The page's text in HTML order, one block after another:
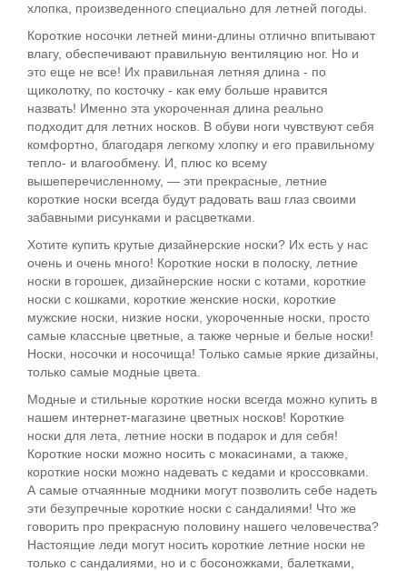
хлопка, произведенного специально для летней погоды.
Короткие носочки летней мини-длины отлично впитывают
влагу, обеспечивают правильную вентиляцию ног. Но и
это еще не все! Их правильная летняя длина - по
щиколотку, по косточку - как ему больше нравится
назвать! Именно эта укороченная длина реально
подходит для летних носков. В обуви ноги чувствуют себя
комфортно, благодаря легкому хлопку и его правильному
тепло- и влагообмену. И, плюс ко всему
вышеперечисленному, — эти прекрасные, летние
короткие носки всегда будут радовать ваш глаз своими
забавными рисунками и расцветками.
Хотите купить крутые дизайнерские носки? Их есть у нас
очень и очень много! Короткие носки в полоску, летние
носки в горошек, дизайнерские носки с котами, короткие
носки с кошками, короткие женские носки, короткие
мужские носки, низкие носки, укороченные носки, просто
самые классные цветные, а также черные и белые носки!
Носки, носочки и носочища! Только самые яркие дизайны,
только самые модные цвета.
Модные и стильные короткие носки всегда можно купить в
нашем интернет-магазине цветных носков! Короткие
носки для лета, летние носки в подарок и для себя!
Короткие носки можно носить с мокасинами, а также,
короткие носки можно надевать с кедами и кроссовками.
А самые отчаянные модники могут позволить себе надеть
эти безупречные короткие носки с сандалиями! Что же
говорить про прекрасную половину нашего человечества?
Настоящие леди могут носить короткие летние носки не
только с сандалиями, но и с босоножками, балетками,